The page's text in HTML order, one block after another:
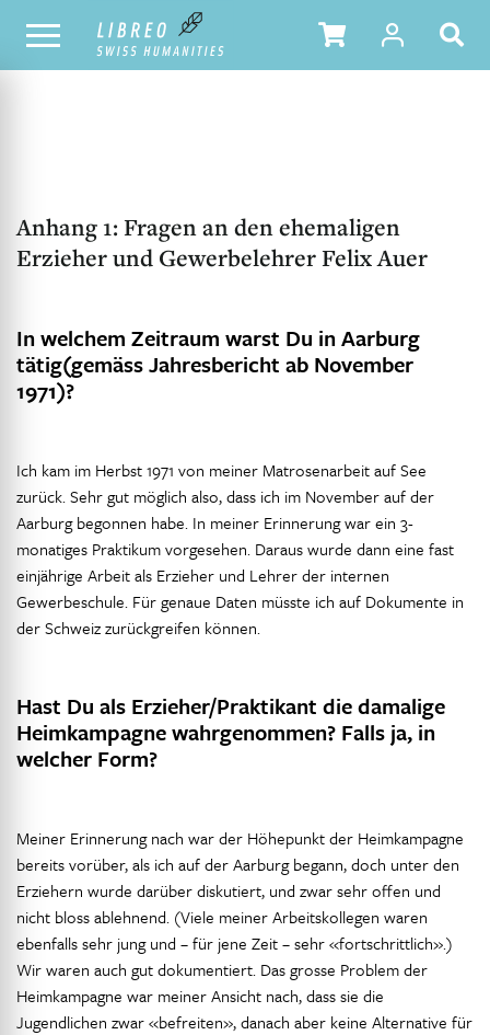
NOTRE CATALOGUE TABLE DES MATIÈRES
Anhang 1: Fragen an den ehemaligen
Erzieher und Gewerbelehrer Felix Auer
In welchem Zeitraum warst Du in Aarburg
tätig(gemäss Jahresbericht ab November
1971)?
Ich kam im Herbst 1971 von meiner Matrosenarbeit auf See
zurück. Sehr gut möglich also, dass ich im November auf der
Aarburg begonnen habe. In meiner Erinnerung war ein 3-
monatiges Praktikum vorgesehen. Daraus wurde dann eine fast
einjährige Arbeit als Erzieher und Lehrer der internen
Gewerbeschule. Für genaue Daten müsste ich auf Dokumente in
der Schweiz zurückgreifen können.
Hast Du als Erzieher/Praktikant die damalige
Heimkampagne wahrgenommen? Falls ja, in
welcher Form?
Meiner Erinnerung nach war der Höhepunkt der Heimkampagne
bereits vorüber, als ich auf der Aarburg begann, doch unter den
Erziehern wurde darüber diskutiert, und zwar sehr offen und
nicht bloss ablehnend. (Viele meiner Arbeitskollegen waren
ebenfalls sehr jung und – für jene Zeit – sehr «fortschrittlich».)
Wir waren auch gut dokumentiert. Das grosse Problem der
Heimkampagne war meiner Ansicht nach, dass sie die
Jugendlichen zwar «befreiten», danach aber keine Alternative für